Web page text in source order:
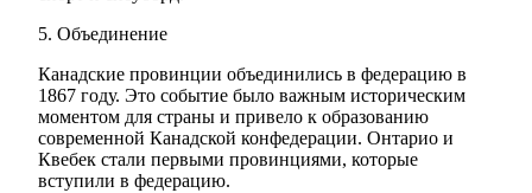
5. Объединение
Канадские провинции объединились в федерацию в
1867 году. Это событие было важным историческим
моментом для страны и привело к образованию
современной Канадской конфедерации. Онтарио и
Квебек стали первыми провинциями, которые
вступили в федерацию.